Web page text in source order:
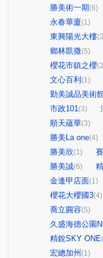
勝美術一期(6)
永春華廈(1)
東興陽光大樓
鄉林凱撒(5)
櫻花市鎮之櫻
文心百利 (1)
勤美誠品美術
市政101(3)
順天蘊華(3)
勝美La one(4)
勝美欣(1)
勝美誠(6)
金逢甲店面(1)
櫻花大櫻國3(4)
喬立圓容(5)
久盛海德公園
精銳SKY ONE
宏總加州 (1)